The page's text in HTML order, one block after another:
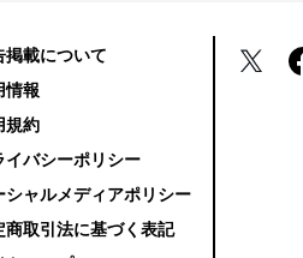
掲載について
情報
規約
イバシーポリシー
シャルメディアポリシー
商取引法に基づく表記